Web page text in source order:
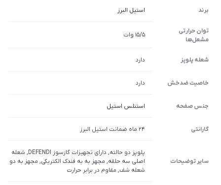
برند استیل البرز
توان حرارتی
مشعل‌ها
۱۵/۵ وات
شعله پلوپز دارد
خاصیت ضدخش دارد
جنس صفحه استنلس استیل
گارانتی 24 ماه ضمانت استیل البرز
سایر توضیحات
پلوپز دو حالته, دارای تجهیزات گازسوز DEFENDI, شعله
اصلی سه حلقه, مجهز به به فندک الکتریکی, مجهز به دو
شعله شف, مقاوم در برابر حرارت